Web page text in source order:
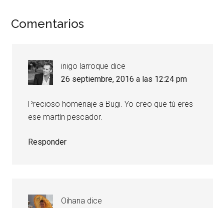
Comentarios
inigo larroque dice
26 septiembre, 2016 a las 12:24 pm
Precioso homenaje a Bugi. Yo creo que tú eres
ese martín pescador.
Responder
Oihana dice